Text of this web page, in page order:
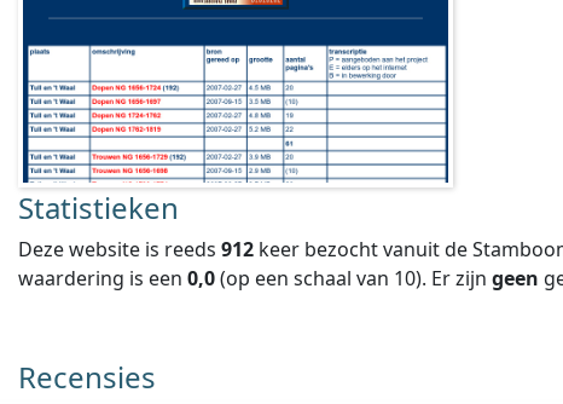
Statistieken
Deze website is reeds 912 keer bezocht vanuit de
waardering is een 0,0(op een schaal van 10). Er zijn geen
Recensies